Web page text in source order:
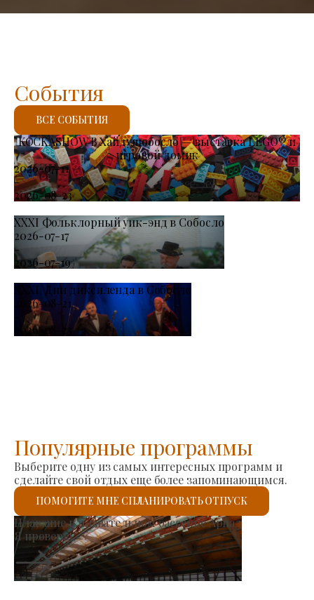
KOCKASHOW В Хайдушобосло — выставка LEGO® и
игровой домик
2026-07-11
-
2026-08-23
XXXI Фольклорный уик-энд в Собосло
2026-07-17
-
2026-07-19
XXXI. Дни диксиленда в Собосло
2026-08-21
-
2026-08-23
События
ВСЕ СОБЫТИЯ
Популярные программы
Выберите одну из самых интересных программ и
сделайте свой отдых еще более запоминающимся.
ПОМОГИТЕ МНЕ СПЛАНИРОВАТЬ ОТПУСК
Рынок производителей
Я проверю.